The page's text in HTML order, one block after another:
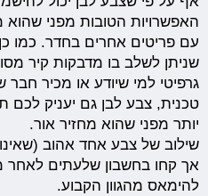
האפשרויות הטובות מפני
עם פריטים אחרים בחדר. כמו
שניתן לשלב בו מדבקות קיר
גרפיטי למי שיודע או מכיר
טכנית, צבע לבן גם יעניק לכם
יותר מפני שהוא מחזיר אור.
שילוב של צבע אחד אהוב
אך קחו בחשבון שלעתים לאחר
להימאס מהגוון הקבוע.